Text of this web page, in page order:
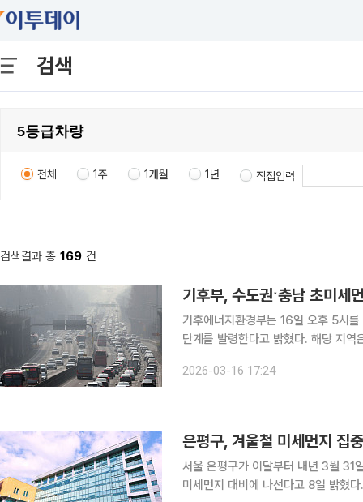
검색
전체 1주 1개월 1년 직접입력
검색결과 총 169 건
기후부, 수도권ˑ충남 초미세
기후에너지환경부는 16일 오후 5시를
단계를 발령한다고 밝혔다. 해당 지역은 전일 잔류 미세먼지와 국외 유입 미세먼지가 함께 축적되면
2026-03-16 17:24
은평구, 겨울철 미세먼지 집
서울 은평구가 이달부터 내년 3월 31
미세먼지 대비에 나선다고 8일 밝혔다. 계절관리제는 미세먼지 농도가 특히 높아지는 겨울철